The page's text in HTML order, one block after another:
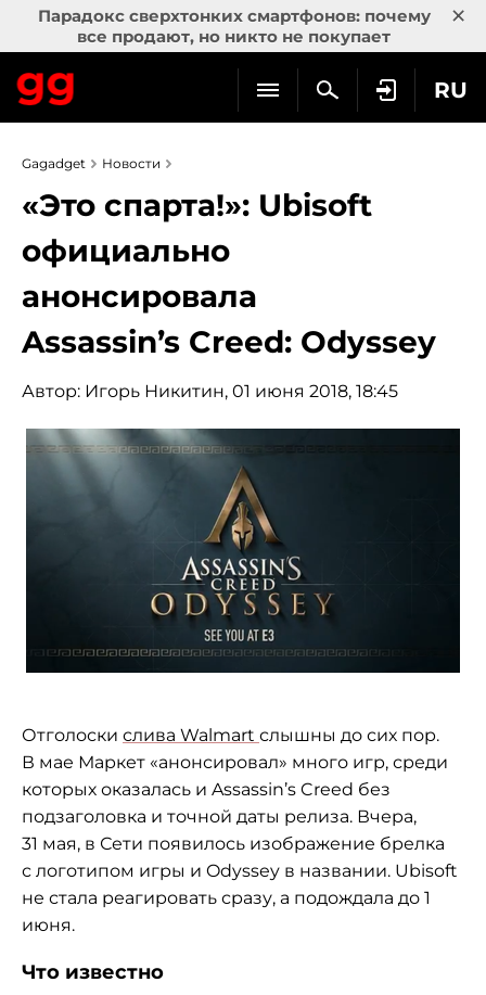
Парадокс сверхтонких смартфонов: почему
все продают, но никто не покупает
×
RU
Gagadget Новости
«Это спарта!»: Ubisoft
официально
анонсировала
Assassin’s Creed: Odyssey
Автор: Игорь Никитин, 01 июня 2018, 18:45
Отголоски слива Walmart слышны до сих пор.
В мае Маркет «анонсировал» много игр, среди
которых оказалась и Assassin’s Creed без
подзаголовка и точной даты релиза. Вчера,
31 мая, в Сети появилось изображение брелка
с логотипом игры и Odyssey в названии. Ubisoft
не стала реагировать сразу, а подождала до 1
июня.
Что известно